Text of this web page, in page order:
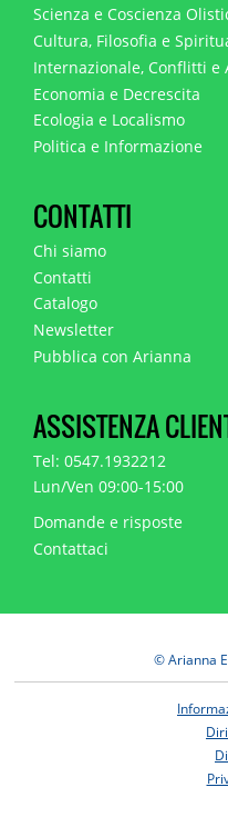
Scienza e Coscienza
Cultura, Filosofia e
Internazionale, Conflitti e
Economia e Decrescita
Ecologia e Localismo
Politica e Informazione
CONTATTI
Chi siamo
Contatti
Catalogo
Newsletter
Pubblica con Arianna
ASSISTENZA
Tel: 0547.1932212
Lun/Ven 09:00-15:00
Domande e risposte
Contattaci
© Arianna